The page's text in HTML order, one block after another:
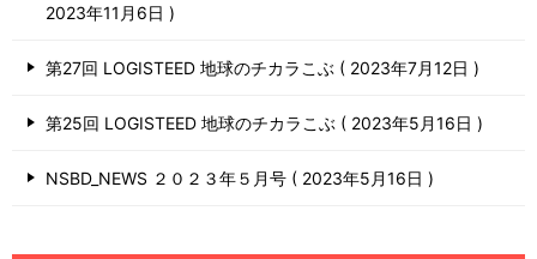
2023年11月6日
第27回 LOGISTEED 地球のチカラこぶ 2023年7月12日
第25回 LOGISTEED 地球のチカラこぶ 2023年5月16日
NSBD_NEWS ２０２３年５月号 2023年5月16日